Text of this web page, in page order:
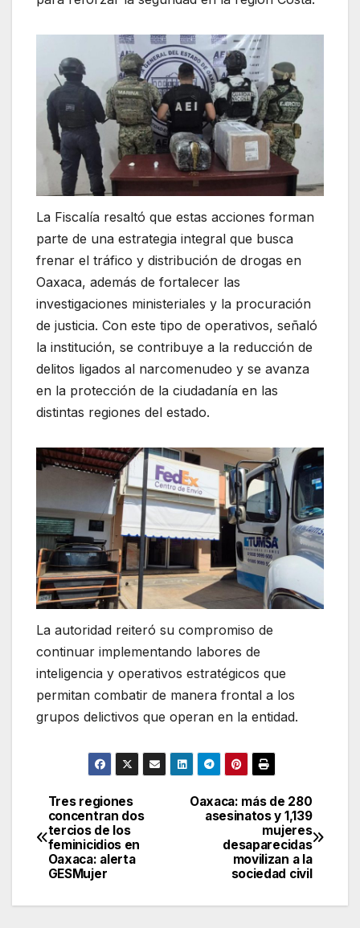
La Fiscalía resaltó que estas acciones forman
parte de una estrategia integral que busca
frenar el tráfico y distribución de drogas en
Oaxaca, además de fortalecer las
investigaciones ministeriales y la procuración
de justicia. Con este tipo de operativos, señaló
la institución, se contribuye a la reducción de
delitos ligados al narcomenudeo y se avanza
en la protección de la ciudadanía en las
distintas regiones del estado.
La autoridad reiteró su compromiso de
continuar implementando labores de
inteligencia y operativos estratégicos que
permitan combatir de manera frontal a los
grupos delictivos que operan en la entidad.
Navegación
de
entradas
Oaxaca: más de 280
asesinatos y 1,139
mujeres
desaparecidas
movilizan a la
sociedad civil
Tres regiones
concentran dos
tercios de los
feminicidios en
Oaxaca: alerta
GESMujer